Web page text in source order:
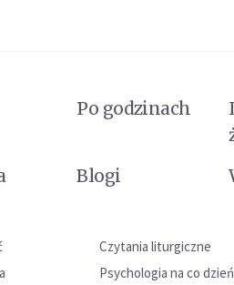
Po godzinach
Blogi
Czytania liturgiczne
Psychologia na co dzień